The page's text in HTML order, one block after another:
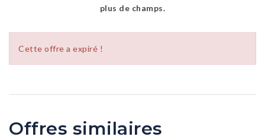
plus de champs.
Cette offre a expiré !
Offres similaires